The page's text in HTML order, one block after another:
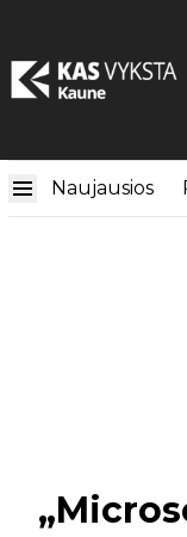
Naujausios